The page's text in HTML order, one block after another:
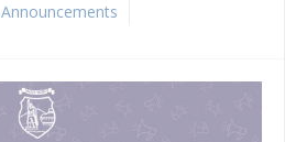
Announcements